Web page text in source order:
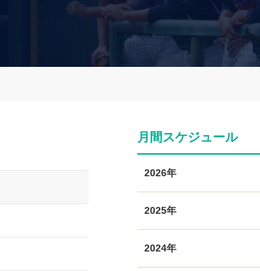
月間スケジュール
2026年
2025年
2024年